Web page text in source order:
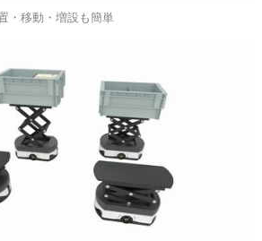
・移動・増設も簡単